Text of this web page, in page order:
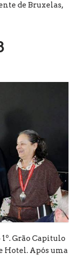
de Bruxelas,
Grão Capitulo
Hotel. Após uma